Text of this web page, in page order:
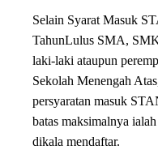
Selain Syarat Masuk
TahunLulus SMA,
laki-laki ataupun
Sekolah Menengah
persyaratan masuk
batas maksimalnya
dikala mendaftar.